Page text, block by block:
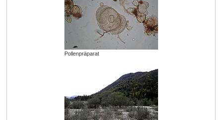
Pollenpräparat